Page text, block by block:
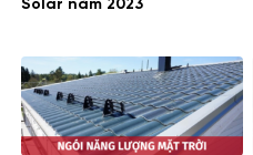
Solar năm 2023